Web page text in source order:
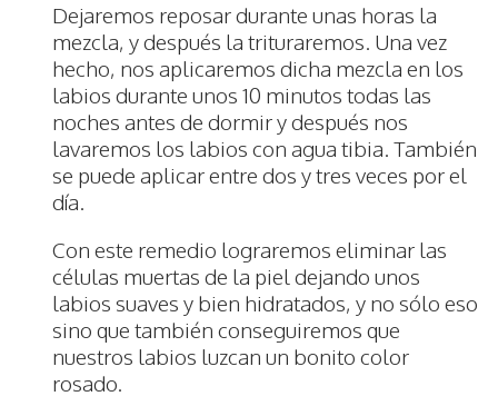
Dejaremos reposar durante unas horas la
mezcla, y después la trituraremos. Una vez
hecho, nos aplicaremos dicha mezcla en los
labios durante unos 10 minutos todas las
noches antes de dormir y después nos
lavaremos los labios con agua tibia. También
se puede aplicar entre dos y tres veces por el
día.
Con este remedio lograremos eliminar las
células muertas de la piel dejando unos
labios suaves y bien hidratados, y no sólo eso
sino que también conseguiremos que
nuestros labios luzcan un bonito color
rosado.